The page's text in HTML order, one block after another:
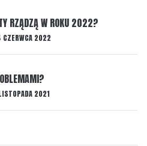
RZĄDZĄ W ROKU 2022?
CZERWCA 2022
2021